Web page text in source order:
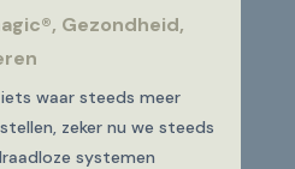
, Gezondheid,
waar steeds meer
zeker nu we steeds
systemen